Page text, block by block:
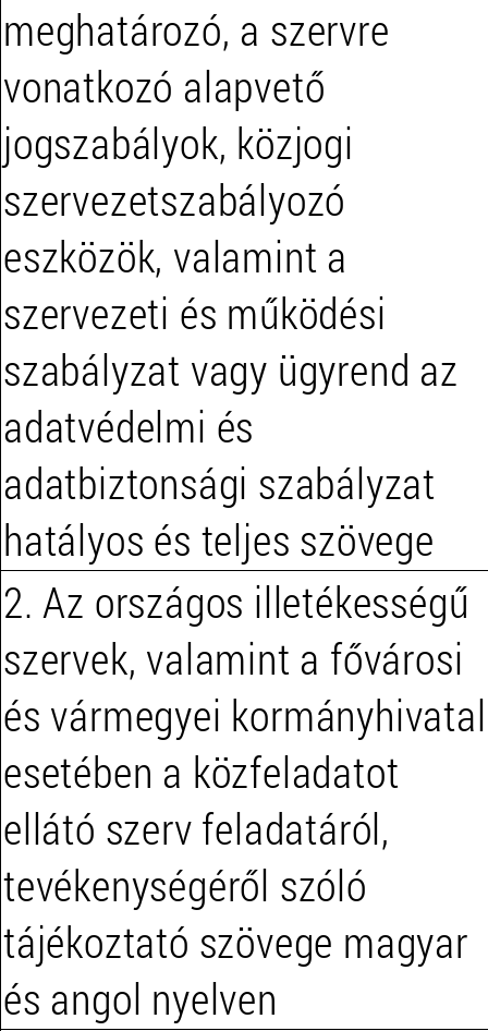
meghatározó, a szervre
vonatkozó alapvető
jogszabályok, közjogi
szervezetszabályozó
eszközök, valamint a
szervezeti és működési
szabályzat vagy ügyrend az
adatvédelmi és
adatbiztonsági szabályzat
hatályos és teljes szövege
2. Az országos illetékességű
szervek, valamint a fővárosi
és vármegyei kormányhivatal
esetében a közfeladatot
ellátó szerv feladatáról,
tevékenységéről szóló
tájékoztató szövege magyar
és angol nyelven